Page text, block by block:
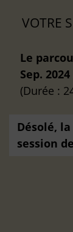
VOTRE
Le
Sep. 2024
(Durée :
Désolé,
session